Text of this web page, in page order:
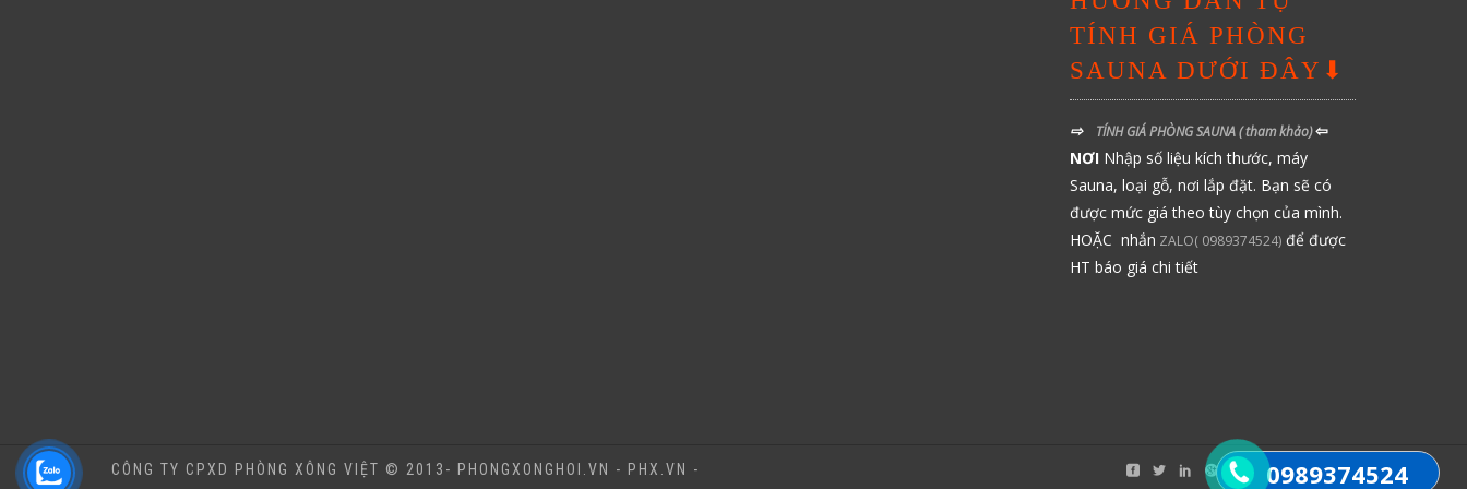
0989374524
TÍNH GIÁ PHÒNG
SAUNA DƯỚI ĐÂY⬇
⇨ TÍNH GIÁ PHÒNG SAUNA( tham khảo)⇦
NƠI Nhập số liệu kích thước, máy
Sauna, loại gỗ, nơi lắp đặt. Bạn sẽ có
được mức giá theo tùy chọn của mình.
HOẶC nhắn ZALO( 0989374524)để được
HT báo giá chi tiết
CÔNG TY CPXD PHÒNG XÔNG VIỆT © 2013- PHONGXONGHOI.VN - PHX.VN -